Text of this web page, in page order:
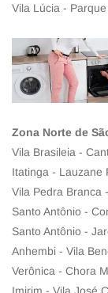
Vila Lúcia -
Zona Norte de
Vila Brasileia -
Itatinga - Lauzane
Vila Pedra Branca
Santo Antônio -
Santo Antônio -
Anhembi - Vila
Verônica - Chora